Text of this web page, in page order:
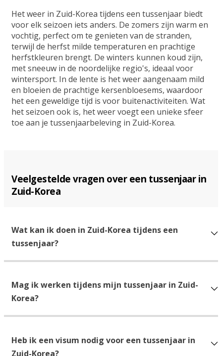
Het weer in Zuid-Korea tijdens een tussenjaar biedt
voor elk seizoen iets anders. De zomers zijn warm en
vochtig, perfect om te genieten van de stranden,
terwijl de herfst milde temperaturen en prachtige
herfstkleuren brengt. De winters kunnen koud zijn,
met sneeuw in de noordelijke regio's, ideaal voor
wintersport. In de lente is het weer aangenaam mild
en bloeien de prachtige kersenbloesems, waardoor
het een geweldige tijd is voor buitenactiviteiten. Wat
het seizoen ook is, het weer voegt een unieke sfeer
toe aan je tussenjaarbeleving in Zuid-Korea.
Veelgestelde vragen over een tussenjaar in
Zuid-Korea
Wat kan ik doen in Zuid-Korea tijdens een
tussenjaar?
Mag ik werken tijdens mijn tussenjaar in Zuid-
Korea?
Heb ik een visum nodig voor een tussenjaar in
Zuid-Korea?